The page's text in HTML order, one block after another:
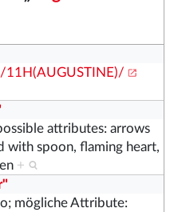
attributes: arrows
with spoon, flaming heart,
+
mögliche Attribute: